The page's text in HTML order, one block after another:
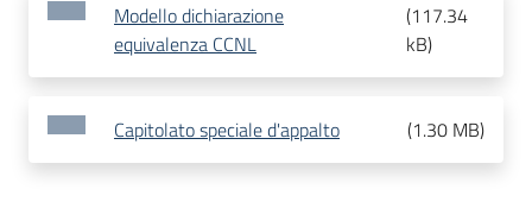
Modello dichiarazione
equivalenza CCNL
(117.34
kB)
Capitolato speciale d'appalto (1.30 MB)